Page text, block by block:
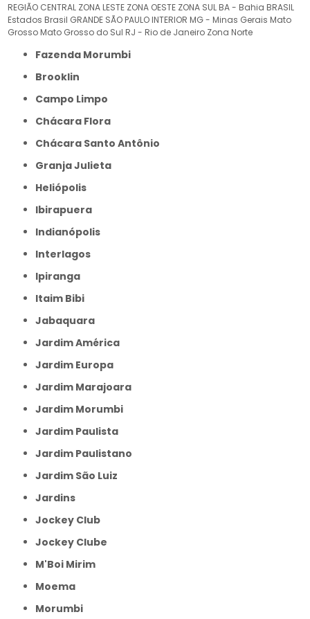
REGIÃO CENTRAL ZONA LESTE ZONA OESTE ZONA SUL BA - Bahia BRASIL
Estados Brasil GRANDE SÃO PAULO INTERIOR MG - Minas Gerais Mato
Grosso Mato Grosso do Sul RJ - Rio de Janeiro Zona Norte
Fazenda Morumbi
Brooklin
Campo Limpo
Chácara Flora
Chácara Santo Antônio
Granja Julieta
Heliópolis
Ibirapuera
Indianópolis
Interlagos
Ipiranga
Itaim Bibi
Jabaquara
Jardim América
Jardim Europa
Jardim Marajoara
Jardim Morumbi
Jardim Paulista
Jardim Paulistano
Jardim São Luiz
Jardins
Jockey Club
Jockey Clube
M'Boi Mirim
Moema
Morumbi